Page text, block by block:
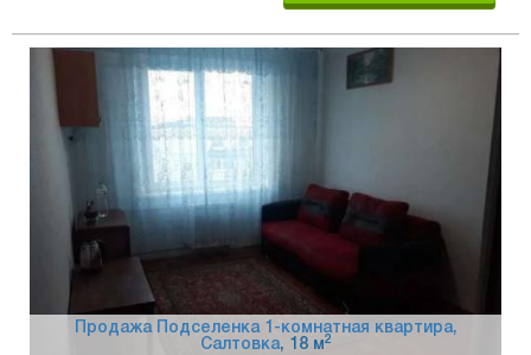
Продажа Подселенка 1-комнатная квартира,
Салтовка, 18 м 2